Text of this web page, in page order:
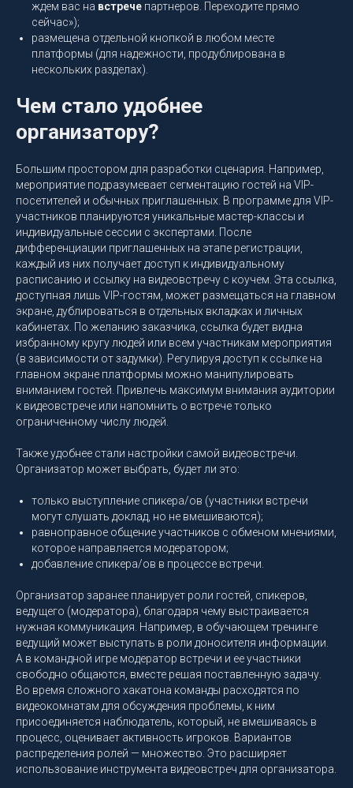
ждем вас на встрече партнеров. Переходите прямо
сейчас»);
размещена отдельной кнопкой в любом месте
платформы (для надежности, продублирована в
нескольких разделах).
Чем стало удобнее
организатору?
Большим простором для разработки сценария. Например,
мероприятие подразумевает сегментацию гостей на VIP-
посетителей и обычных приглашенных. В программе для VIP-
участников планируются уникальные мастер-классы и
индивидуальные сессии с экспертами. После
дифференциации приглашенных на этапе регистрации,
каждый из них получает доступ к индивидуальному
расписанию и ссылку на видеовстречу с коучем. Эта ссылка,
доступная лишь VIP-гостям, может размещаться на главном
экране, дублироваться в отдельных вкладках и личных
кабинетах. По желанию заказчика, ссылка будет видна
избранному кругу людей или всем участникам мероприятия
(в зависимости от задумки). Регулируя доступ к ссылке на
главном экране платформы можно манипулировать
вниманием гостей. Привлечь максимум внимания аудитории
к видеовстрече или напомнить о встрече только
ограниченному числу людей.
Также удобнее стали настройки самой видеовстречи.
Организатор может выбрать, будет ли это:
только выступление спикера/ов (участники встречи
могут слушать доклад, но не вмешиваются);
равноправное общение участников с обменом мнениями,
которое направляется модератором;
добавление спикера/ов в процессе встречи.
Организатор заранее планирует роли гостей, спикеров,
ведущего (модератора), благодаря чему выстраивается
нужная коммуникация. Например, в обучающем тренинге
ведущий может выступать в роли доносителя информации.
А в командной игре модератор встречи и ее участники
свободно общаются, вместе решая поставленную задачу.
Во время сложного хакатона команды расходятся по
видеокомнатам для обсуждения проблемы, к ним
присоединяется наблюдатель, который, не вмешиваясь в
процесс, оценивает активность игроков. Вариантов
распределения ролей — множество. Это расширяет
использование инструмента видеовстреч для организатора.